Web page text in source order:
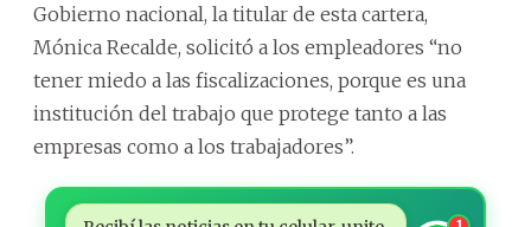
Gobierno nacional, la titular de esta cartera,
Mónica Recalde, solicitó a los empleadores “no
tener miedo a las fiscalizaciones, porque es una
institución del trabajo que protege tanto a las
empresas como a los trabajadores”.